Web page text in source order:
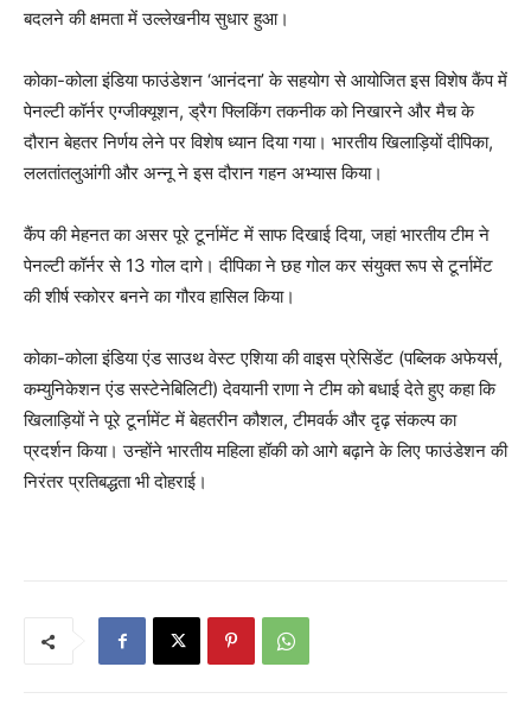
बदलने की क्षमता में उल्लेखनीय सुधार हुआ।
कोका-कोला इंडिया फाउंडेशन ‘आनंदना’ के सहयोग से आयोजित इस विशेष कैंप में
पेनल्टी कॉर्नर एग्जीक्यूशन, ड्रैग फ्लिकिंग तकनीक को निखारने और मैच के
दौरान बेहतर निर्णय लेने पर विशेष ध्यान दिया गया। भारतीय खिलाड़ियों दीपिका,
ललतांतलुआंगी और अन्नू ने इस दौरान गहन अभ्यास किया।
कैंप की मेहनत का असर पूरे टूर्नामेंट में साफ दिखाई दिया, जहां भारतीय टीम ने
पेनल्टी कॉर्नर से 13 गोल दागे। दीपिका ने छह गोल कर संयुक्त रूप से टूर्नामेंट
की शीर्ष स्कोरर बनने का गौरव हासिल किया।
कोका-कोला इंडिया एंड साउथ वेस्ट एशिया की वाइस प्रेसिडेंट (पब्लिक अफेयर्स,
कम्युनिकेशन एंड सस्टेनेबिलिटी) देवयानी राणा ने टीम को बधाई देते हुए कहा कि
खिलाड़ियों ने पूरे टूर्नामेंट में बेहतरीन कौशल, टीमवर्क और दृढ़ संकल्प का
प्रदर्शन किया। उन्होंने भारतीय महिला हॉकी को आगे बढ़ाने के लिए फाउंडेशन की
निरंतर प्रतिबद्धता भी दोहराई।